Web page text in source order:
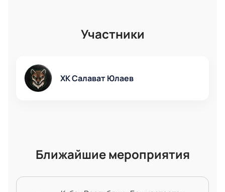
Участники
ХК Салават Юлаев
Ближайшие мероприятия